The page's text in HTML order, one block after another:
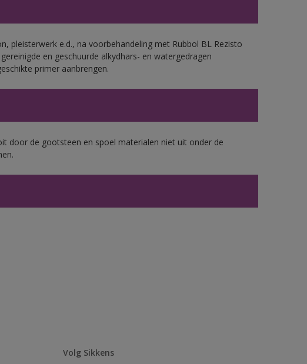
pleisterwerk e.d., na voorbehandeling met Rubbol BL Rezisto
en geschuurde alkydhars- en watergedragen
primer aanbrengen.
door de gootsteen en spoel materialen niet uit onder de
Volg Sikkens